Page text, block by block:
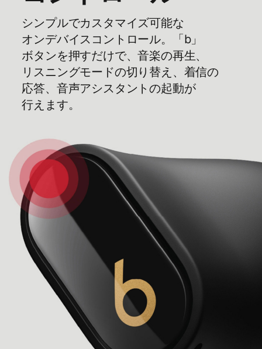
シンプルで​​カスタマイズ可能な​​
オンデバイスコントロール。​​「b」​​
ボタンを​​押すだけで、​​音楽の​​再生、​​
リスニングモードの​​切り​替え、​​着信の​​
応答、​​音声アシスタントの​​起動が​​
行えます。